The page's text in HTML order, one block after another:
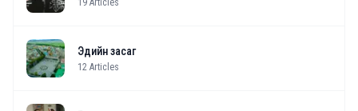
Эдийн засаг
12 Articles